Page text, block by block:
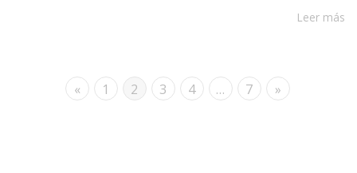
Leer más
« 1 2 3 4 … 7 »